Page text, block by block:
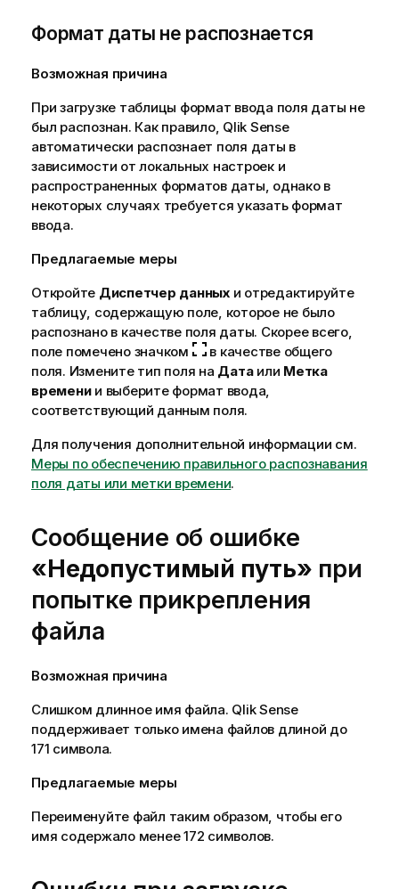
Формат даты не распознается
Возможная причина
При загрузке таблицы формат ввода поля даты не
был распознан. Как правило, Qlik Sense
автоматически распознает поля даты в
зависимости от локальных настроек и
распространенных форматов даты, однако в
некоторых случаях требуется указать формат
ввода.
Предлагаемые меры
Откройте Диспетчер данныхи отредактируйте
таблицу, содержащую поле, которое не было
распознано в качестве поля даты. Скорее всего,
поле помечено значком
в качестве общего
поля. Измените тип поля на Датаили Метка
времении выберите формат ввода,
соответствующий данным поля.
Для получения дополнительной информации см.
Меры по обеспечению правильного распознавания
поля даты или метки времени.
Сообщение об ошибке
«Недопустимый путь» при
попытке прикрепления
файла
Возможная причина
Слишком длинное имя файла. Qlik Sense
поддерживает только имена файлов длиной до
171 символа.
Предлагаемые меры
Переименуйте файл таким образом, чтобы его
имя содержало менее 172 символов.